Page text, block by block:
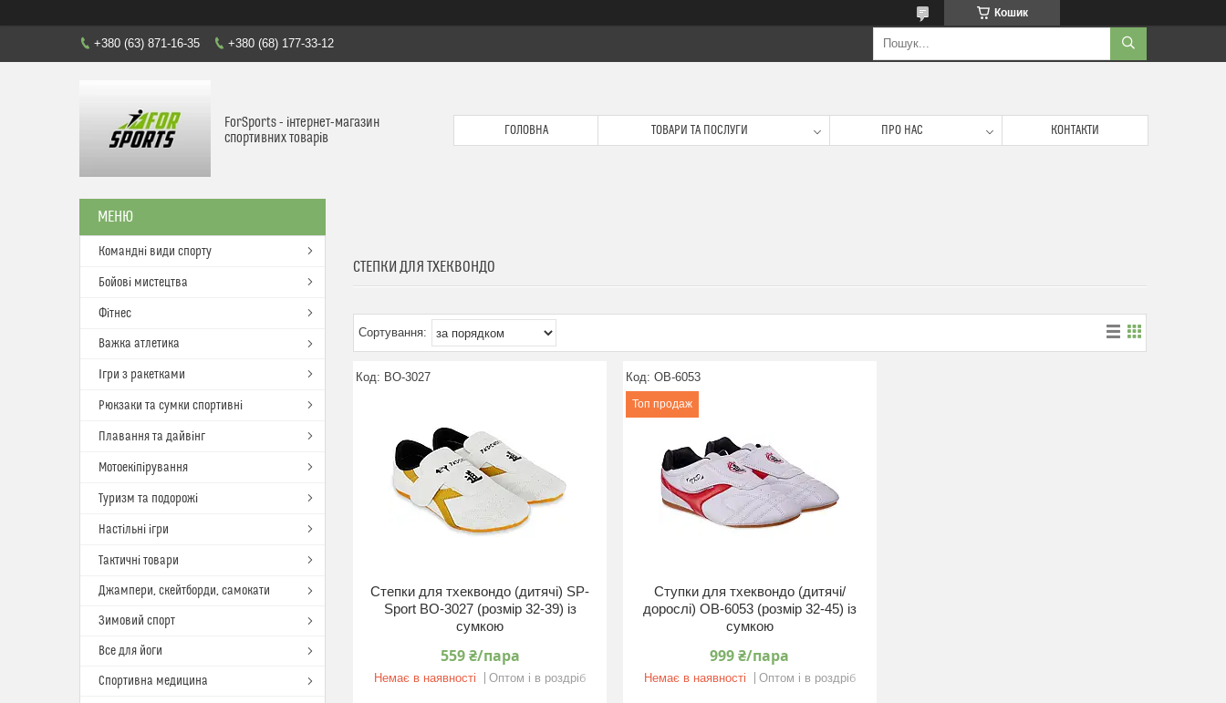
Кошик
+380 (63) 871-16-35 +380 (68) 177-33-12
ForSports - інтернет-магазин
спортивних товарів
ГОЛОВНА ТОВАРИ ТА ПОСЛУГИ ПРО НАС КОНТАКТИ
СТЕПКИ ДЛЯ ТХЕКВОНДО
BO-3027
Степки для тхеквондо (дитячі) SP-
Sport BO-3027 (розмір 32-39) із
сумкою
559 ₴/пара
Немає в наявності Оптом і в роздріб
OB-6053
Топ продаж
Ступки для тхеквондо (дитячі/
дорослі) OB-6053 (розмір 32-45) із
сумкою
999 ₴/пара
Немає в наявності Оптом і в роздріб
Командні види спорту
Бойові мистецтва
Фітнес
Важка атлетика
Ігри з ракетками
Рюкзаки та сумки спортивні
Плавання та дайвінг
Мотоекіпірування
Туризм та подорожі
Настільні ігри
Тактичні товари
Джампери, скейтборди, самокати
Зимовий спорт
Все для йоги
Спортивна медицина